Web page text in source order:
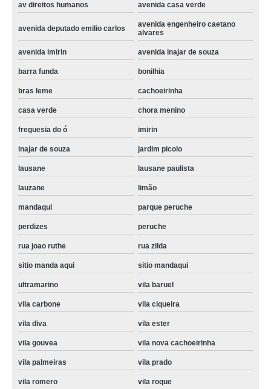
samsung assistencia tecnica maquina de lavar orçamento Zona Norte
onde encontrar samsung maquina de lavar assistencia tecnica Vila
onde encontro samsung assistencia tecnica maquina de lavar Vila
samsung assistencia tecnica maquina de lavar limão
assistencia tecnica de maquina de lavar orçamento Higienópolis
assistencia maquina lavar orçamento Vila Buarque
onde encontrar assistencia maquina lavar Pacaembu
assistencia tecnica maquina de lavar samsung Tucuruvi
assistencia maquina lavar limão
samsung assistencia tecnica maquina de lavar Sumaré
maquina de lavar assistencia orçamento inajar de souza
onde encontrar assistencia tecnica samsung maquina de lavar Santana
onde encontro assistencia maquina de lavar vila ester
assistencia tecnica maquina lavar samsung cotar Vila Butantã
assistencia tecnica maquina de lavar cotar Jardim Primavera
onde encontrar assistencia maquina lavar vila roque
av direitos humanos avenida casa verde
avenida deputado emilio carlos
avenida engenheiro caetano
alvares
avenida imirin avenida inajar de souza
barra funda bonilhia
bras leme cachoeirinha
casa verde chora menino
freguesia do ó imirin
inajar de souza jardim picolo
lausane lausane paulista
lauzane limão
mandaqui parque peruche
perdizes peruche
rua joao ruthe rua zilda
sitio manda aqui sitio mandaqui
ultramarino vila baruel
vila carbone vila ciqueira
vila diva vila ester
vila gouvea vila nova cachoeirinha
vila palmeiras vila prado
vila romero vila roque